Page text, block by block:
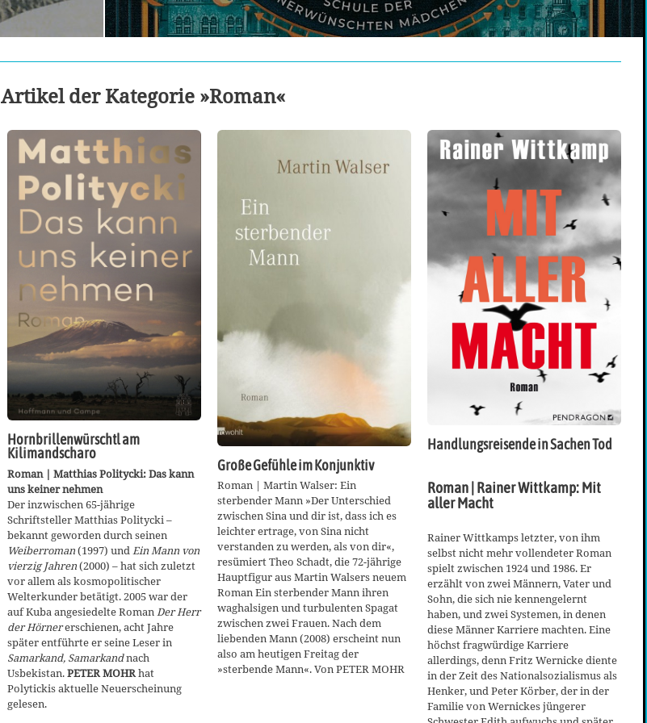
der Kategorie »Roman«
Hornbrillenwürschtl am
Kilimandscharo
Roman | Matthias Politycki: Das kann
uns keiner nehmen
Der inzwischen 65-jährige
Schriftsteller Matthias Politycki –
bekannt geworden durch seinen
Weiberroman(1997) und Ein Mann von
vierzig Jahren(2000) – hat sich zuletzt
vor allem als kosmopolitischer
Welterkunder betätigt. 2005 war der
auf Kuba angesiedelte Roman Der Herr
der Hörnererschienen, acht Jahre
später entführte er seine Leser in
Samarkand, Samarkandnach
Usbekistan.PETER MOHRhat
Polytickis aktuelle Neuerscheinung
gelesen.
Große Gefühle im Konjunktiv
Roman | Martin Walser: Ein
sterbender Mann »Der Unterschied
zwischen Sina und dir ist, dass ich es
leichter ertrage, von Sina nicht
verstanden zu werden, als von dir«,
resümiert Theo Schadt, die 72-jährige
Hauptfigur aus Martin Walsers neuem
Roman Ein sterbender Mann ihren
waghalsigen und turbulenten Spagat
zwischen zwei Frauen. Nach dem
liebenden Mann (2008) erscheint nun
also am heutigen Freitag der
»sterbende Mann«. Von PETER MOHR
Handlungsreisende in Sachen Tod
Roman | Rainer Wittkamp: Mit
aller Macht
Rainer Wittkamps letzter, von ihm
selbst nicht mehr vollendeter Roman
spielt zwischen 1924 und 1986. Er
erzählt von zwei Männern, Vater und
Sohn, die sich nie kennengelernt
haben, und zwei Systemen, in denen
diese Männer Karriere machten. Eine
höchst fragwürdige Karriere
allerdings, denn Fritz Wernicke diente
in der Zeit des Nationalsozialismus als
Henker, und Peter Körber, der in der
Familie von Wernickes jüngerer